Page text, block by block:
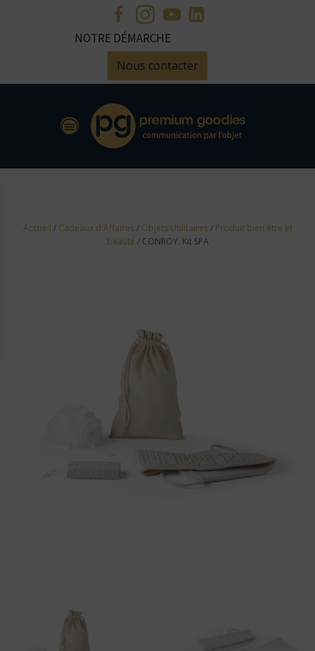
NOTRE DÉMARCHE
Nous contacter
Accueil / Cadeaux d'Affaires/ Objets Utilitaires/ Produit bien être et
beauté / CONROY. Kit SPA